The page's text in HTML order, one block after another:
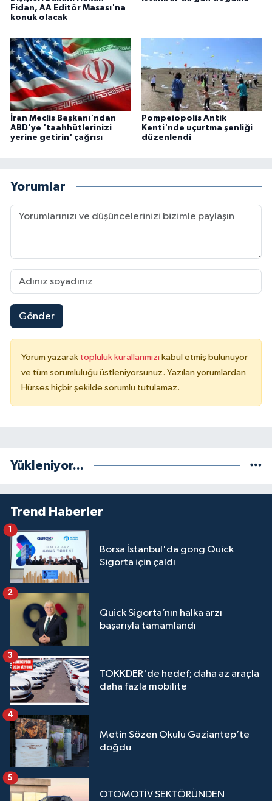
Fidan, AA Editör Masası'na
konuk olacak
İran Meclis Başkanı'ndan
ABD'ye 'taahhütlerinizi
yerine getirin' çağrısı
Pompeiopolis Antik
Kenti'nde uçurtma şenliği
düzenlendi
Yorumlar
Gönder
Yorum yazarak topluluk kurallarımızı kabul etmiş bulunuyor
ve tüm sorumluluğu üstleniyorsunuz. Yazılan yorumlardan
Hürses hiçbir şekilde sorumlu tutulamaz.
Yükleniyor...
Trend Haberler
Borsa İstanbul'da gong Quick
Sigorta için çaldı
1
Quick Sigorta’nın halka arzı
başarıyla tamamlandı
2
TOKKDER'de hedef; daha az araçla
daha fazla mobilite
3
Metin Sözen Okulu Gaziantep’te
doğdu
4
OTOMOTİV SEKTÖRÜNDEN
5